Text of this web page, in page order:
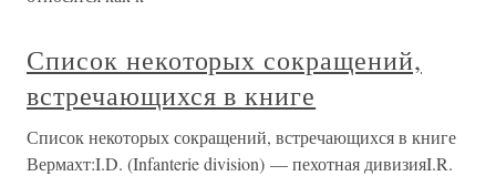
Список некоторых сокращений,
встречающихся в книге
Список некоторых сокращений, встречающихся в книге
Вермахт:I.D. (Infanterie division) — пехотная дивизияI.R.